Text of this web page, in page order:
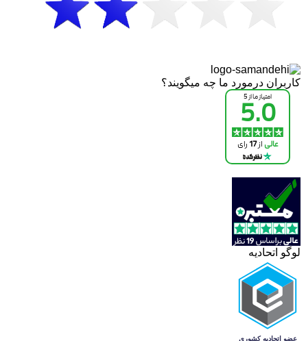
کاربران درمورد ما چه میگویند؟
لوگو اتحادیه